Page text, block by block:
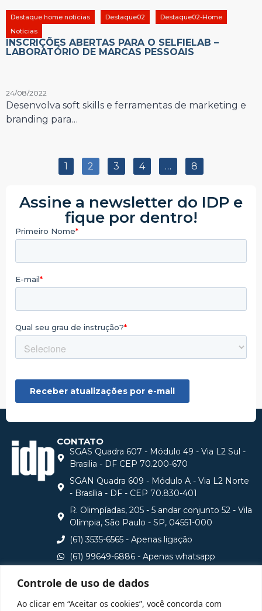
Controle de uso de dados
Ao clicar em “Aceitar os cookies”, você concorda com
Destaque home notícias Destaque02
Destaque02-Home
Notícias
INSCRIÇÕES ABERTAS PARA O SELFIELAB –
LABORATÓRIO DE MARCAS PESSOAIS
24/08/2022
Desenvolva soft skills e ferramentas de marketing e
branding para…
1 2 3 4 … 8
Assine a newsletter do IDP e
fique por dentro!
CONTATO
SGAS Quadra 607 - Módulo 49 - Via L2 Sul -
Brasilia - DF CEP 70.200-670
SGAN Quadra 609 - Módulo A - Via L2 Norte
- Brasília - DF - CEP 70.830-401
R. Olimpíadas, 205 - 5 andar conjunto 52 - Vila
Olímpia, São Paulo - SP, 04551-000
(61) 3535-6565 - Apenas ligação
(61) 99649-6886 - Apenas whatsapp
Consulte aqui o cadastro da Instituição no Sistema e-
MEC